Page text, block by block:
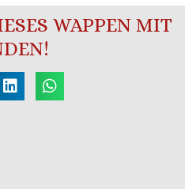
WAPPEN MIT